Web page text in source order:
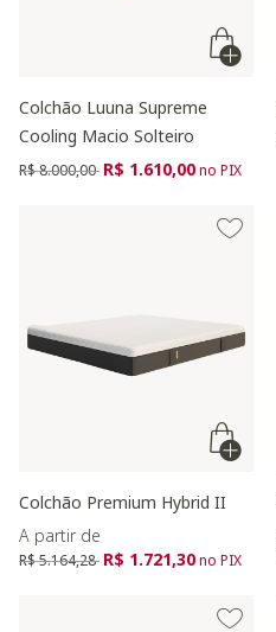
Colchão Luuna Supreme
Cooling Macio Solteiro
Preço reduzido de
R$ 8.000,00 para
R$ 1.610,00no PIX
Colchão Premium Hybrid II
A partir de
Preço reduzido de
R$ 5.164,28 para
R$ 1.721,30no PIX